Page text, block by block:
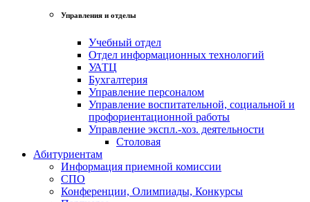
Управления и отделы
Учебный отдел
Отдел информационных технологий
УАТЦ
Бухгалтерия
Управление персоналом
Управление воспитательной, социальной и
профориентационной работы
Управление экспл.-хоз. деятельности
Столовая
Абитуриентам
Информация приемной комиссии
СПО
Конференции, Олимпиады, Конкурсы